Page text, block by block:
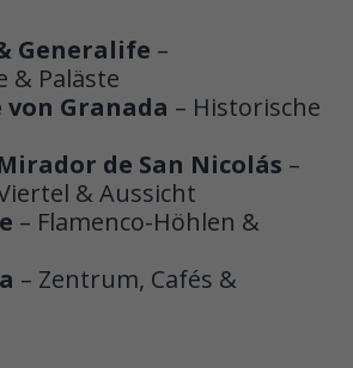
Generalife –
& Paläste
Granada – Historische
de San Nicolás –
& Aussicht
– Flamenco-Höhlen &
– Zentrum, Cafés &